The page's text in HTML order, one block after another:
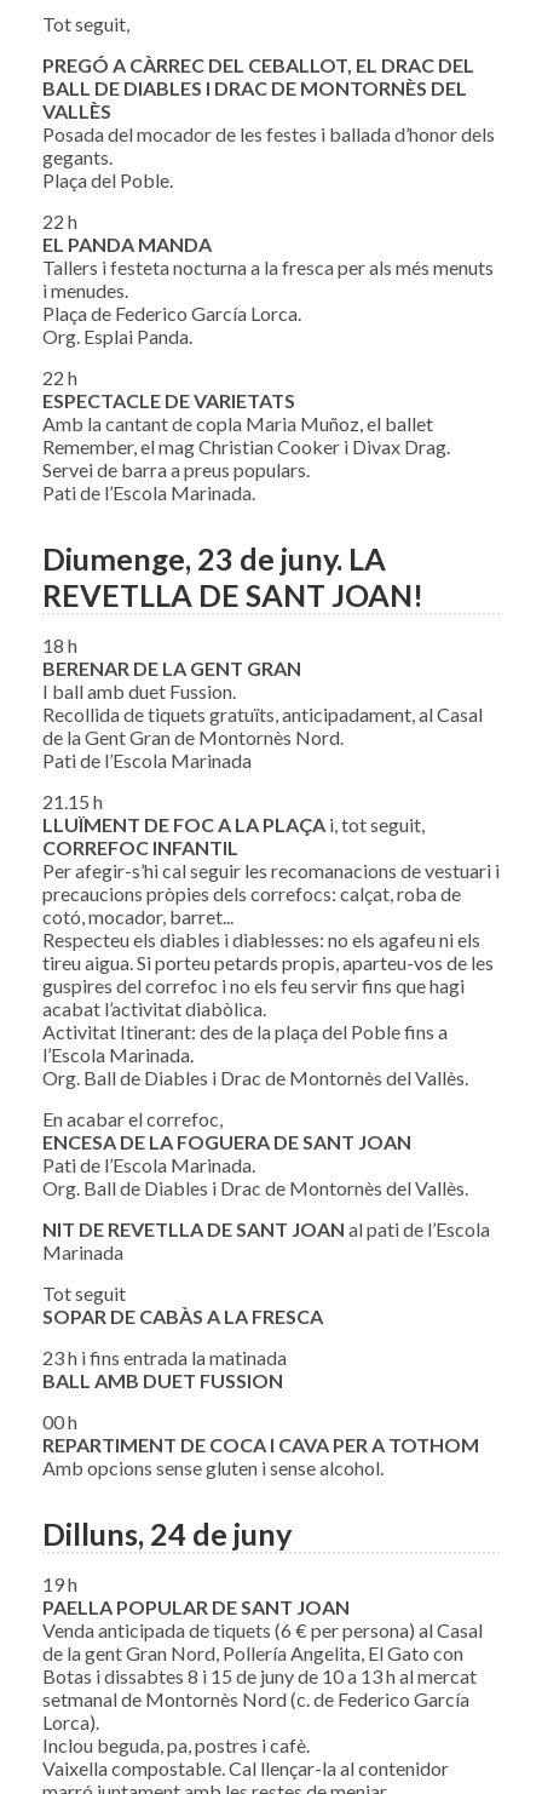
Tot seguit,
PREGÓ A CÀRREC DEL CEBALLOT, EL DRAC DEL
BALL DE DIABLES I DRAC DE MONTORNÈS DEL
VALLÈS
Posada del mocador de les festes i ballada d’honor dels
gegants.
Plaça del Poble.
22 h
EL PANDA MANDA
Tallers i festeta nocturna a la fresca per als més menuts
i menudes.
Plaça de Federico García Lorca.
Org. Esplai Panda.
22 h
ESPECTACLE DE VARIETATS
Amb la cantant de copla Maria Muñoz, el ballet
Remember, el mag Christian Cooker i Divax Drag.
Servei de barra a preus populars.
Pati de l’Escola Marinada.
Diumenge, 23 de juny. LA
REVETLLA DE SANT JOAN!
18 h
BERENAR DE LA GENT GRAN
I ball amb duet Fussion.
Recollida de tiquets gratuïts, anticipadament, al Casal
de la Gent Gran de Montornès Nord.
Pati de l’Escola Marinada
21.15 h
LLUÏMENT DE FOC A LA PLAÇA i, tot seguit,
CORREFOC INFANTIL
Per afegir-s’hi cal seguir les recomanacions de vestuari i
precaucions pròpies dels correfocs: calçat, roba de
cotó, mocador, barret...
Respecteu els diables i diablesses: no els agafeu ni els
tireu aigua. Si porteu petards propis, aparteu-vos de les
guspires del correfoc i no els feu servir fins que hagi
acabat l’activitat diabòlica.
Activitat Itinerant: des de la plaça del Poble fins a
l’Escola Marinada.
Org. Ball de Diables i Drac de Montornès del Vallès.
En acabar el correfoc,
ENCESA DE LA FOGUERA DE SANT JOAN
Pati de l’Escola Marinada.
Org. Ball de Diables i Drac de Montornès del Vallès.
NIT DE REVETLLA DE SANT JOAN al pati de l’Escola
Marinada
Tot seguit
SOPAR DE CABÀS A LA FRESCA
23 h i fins entrada la matinada
BALL AMB DUET FUSSION
00 h
REPARTIMENT DE COCA I CAVA PER A TOTHOM
Amb opcions sense gluten i sense alcohol.
Dilluns, 24 de juny
19 h
PAELLA POPULAR DE SANT JOAN
Venda anticipada de tiquets (6 € per persona) al Casal
de la gent Gran Nord, Pollería Angelita, El Gato con
Botas i dissabtes 8 i 15 de juny de 10 a 13 h al mercat
setmanal de Montornès Nord (c. de Federico García
Lorca).
Inclou beguda, pa, postres i cafè.
Vaixella compostable. Cal llençar-la al contenidor